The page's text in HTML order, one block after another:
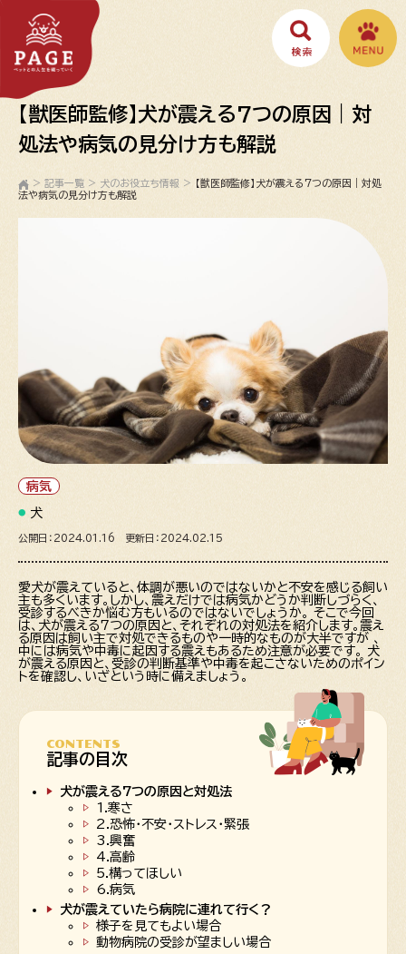
【獣医師監修】犬が震える7つの原因｜対
処法や病気の見分け方も解説
> 記事一覧 > 犬のお役立ち情報 >
【獣医師監修】犬が震える7つの原因｜対処
法や病気の見分け方も解説
病気
犬
公開日：2024.01.16 更新日：2024.02.15
愛犬が震えていると、体調が悪いのではないかと不安を感じる飼い
主も多くいます。しかし、震えだけでは病気かどうか判断しづらく、
受診するべきか悩む方もいるのではないでしょうか。 そこで今回
は、犬が震える7つの原因と、それぞれの対処法を紹介します。震え
る原因は飼い主で対処できるものや一時的なものが大半ですが 、
中には病気や中毒に起因する震えもあるため注意が必要です。 犬
が震える原因と、受診の判断基準や中毒を起こさないためのポイン
トを確認し、いざという時に備えましょう。
CONTENTS
記事の目次
犬が震える7つの原因と対処法
1.寒さ
2.恐怖・不安・ストレス・緊張
3.興奮
4.高齢
5.構ってほしい
6.病気
犬が震えていたら病院に連れて行く？
様子を見てもよい場合
動物病院の受診が望ましい場合